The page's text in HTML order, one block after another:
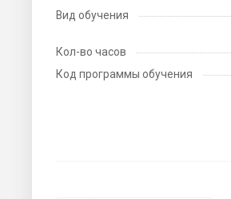
Вид обучения
Кол-во часов
Код программы обучения